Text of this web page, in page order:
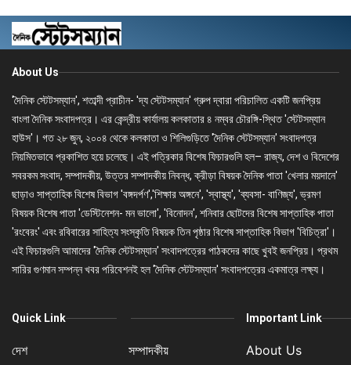
About Us
'দৈনিক স্টেটসম্যান', শতাব্দী প্রাচীন- 'দ্য স্টেটসম্যান' গ্রুপ দ্বারা পরিচালিত একটি জনপ্রিয়
বাংলা দৈনিক সংবাদপত্র। এর কেন্দ্রীয় কার্যালয় কলকাতার ৪ নম্বর চৌরঙ্গি-স্থিত 'স্টেটসম্যান
হাউস'। গত ২৮ জুন, ২০০৪ থেকে কলকাতা ও শিলিগুড়িতে 'দৈনিক স্টেটসম্যান' সংবাদপত্র
নিয়মিতভাবে প্রকাশিত হয়ে চলেছে। এই পত্রিকার বিশেষ ফিচারগুলি হল– রাজ্য, দেশ ও বিদেশের
সবরকম সংবাদ, সম্পাদকীয়, উত্তর সম্পাদকীয় নিবন্ধ, ক্রীড়া বিষয়ক দৈনিক পাতা 'খেলার ময়দানে'
ছাড়াও সাপ্তাহিক বিশেষ বিভাগ 'বঙ্গদর্পণ','শিক্ষার অঙ্গনে', 'স্বাস্থ্য', 'ব্যবসা- বাণিজ্য', ভ্রমণ
বিষয়ক বিশেষ পাতা 'ডেস্টিনেশন- মন ভালো', 'বিনোদন', শনিবার ছোটদের বিশেষ সাপ্তাহিক পাতা
'রংবেরং' এবং রবিবারের সাহিত্য সংস্কৃতি বিষয়ক তিন পৃষ্ঠার বিশেষ সাপ্তাহিক বিভাগ 'বিচিত্রা'।
এই ফিচারগুলি আমাদের 'দৈনিক স্টেটসম্যান' সংবাদপত্রের পাঠকদের কাছে খুবই জনপ্রিয়। প্রথম
সারির গুণমান সম্পন্ন খবর পরিবেশনই হল 'দৈনিক স্টেটসম্যান' সংবাদপত্রের একমাত্র লক্ষ্য।
Quick Link
দেশ সম্পাদকীয়
Important Link
About Us